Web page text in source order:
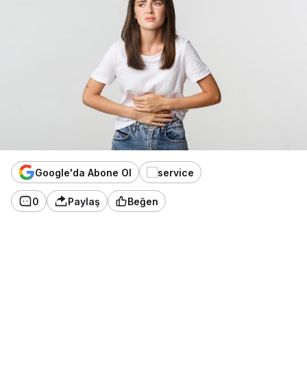
Google'da Abone Ol
0 Paylaş Beğen